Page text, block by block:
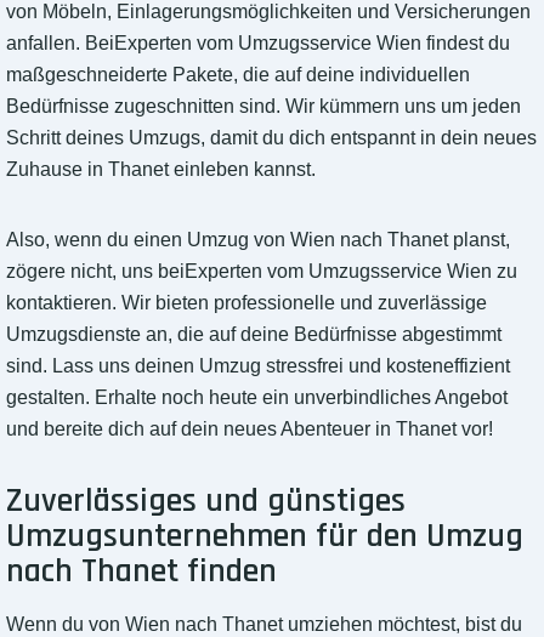
von Möbeln, Einlagerungsmöglichkeiten und Versicherungen
anfallen. BeiExperten vom Umzugsservice Wien findest du
maßgeschneiderte Pakete, die auf deine individuellen
Bedürfnisse zugeschnitten sind. Wir kümmern uns um jeden
Schritt deines Umzugs, damit du dich entspannt in dein neues
Zuhause in Thanet einleben kannst.
Also, wenn du einen Umzug von Wien nach Thanet planst,
zögere nicht, uns beiExperten vom Umzugsservice Wien zu
kontaktieren. Wir bieten professionelle und zuverlässige
Umzugsdienste an, die auf deine Bedürfnisse abgestimmt
sind. Lass uns deinen Umzug stressfrei und kosteneffizient
gestalten. Erhalte noch heute ein unverbindliches Angebot
und bereite dich auf dein neues Abenteuer in Thanet vor!
Zuverlässiges und günstiges
Umzugsunternehmen für den Umzug
nach Thanet finden
Wenn du von Wien nach Thanet umziehen möchtest, bist du